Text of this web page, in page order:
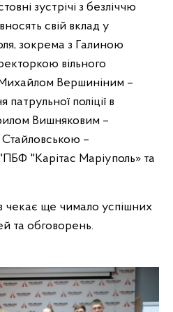
зустрічі з безліччю
свій вклад у
зокрема з Галиною
вільного
Вершиніним –
поліції в
Вишняковим –
–
"Карітас Маріуполь» та
чекає ще чимало успішних
та обговорень.